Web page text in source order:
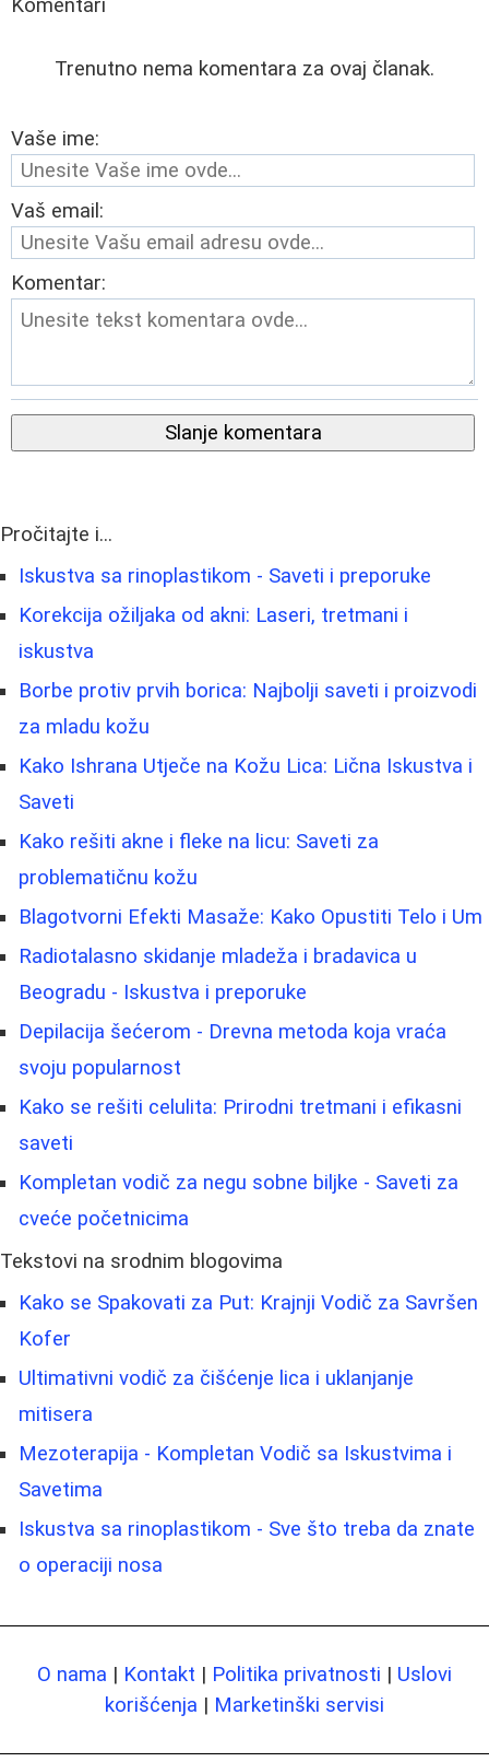
Komentari
Trenutno nema komentara za ovaj članak.
Vaše ime:
Vaš email:
Komentar:
Slanje komentara
Pročitajte i...
Iskustva sa rinoplastikom - Saveti i preporuke
Korekcija ožiljaka od akni: Laseri, tretmani i
iskustva
Borbe protiv prvih borica: Najbolji saveti i proizvodi
za mladu kožu
Kako Ishrana Utječe na Kožu Lica: Lična Iskustva i
Saveti
Kako rešiti akne i fleke na licu: Saveti za
problematičnu kožu
Blagotvorni Efekti Masaže: Kako Opustiti Telo i Um
Radiotalasno skidanje mladeža i bradavica u
Beogradu - Iskustva i preporuke
Depilacija šećerom - Drevna metoda koja vraća
svoju popularnost
Kako se rešiti celulita: Prirodni tretmani i efikasni
saveti
Kompletan vodič za negu sobne biljke - Saveti za
cveće početnicima
Tekstovi na srodnim blogovima
Kako se Spakovati za Put: Krajnji Vodič za Savršen
Kofer
Ultimativni vodič za čišćenje lica i uklanjanje
mitisera
Mezoterapija - Kompletan Vodič sa Iskustvima i
Savetima
Iskustva sa rinoplastikom - Sve što treba da znate
o operaciji nosa
O nama | Kontakt | Politika privatnosti | Uslovi
korišćenja | Marketinški servisi